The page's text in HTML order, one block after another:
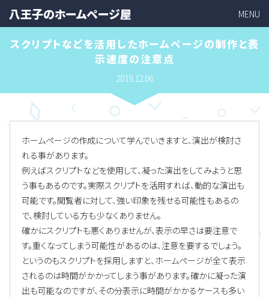
八王子のホームページ屋 MENU
スクリプトなどを活用したホームページの制作と表
示速度の注意点
2019.12.06
ホームページの作成について学んでいきますと、演出が検討さ
れる事があります。
例えばスクリプトなどを使用して、凝った演出をしてみようと思
う事もあるのです。実際スクリプトを活用すれば、動的な演出も
可能です。閲覧者に対して、強い印象を残せる可能性もあるの
で、検討している方も少なくありません。
確かにスクリプトも悪くありませんが、表示の早さは要注意で
す。重くなってしまう可能性があるのは、注意を要するでしょう。
というのもスクリプトを採用しますと、ホームページが全て表示
されるのは時間がかかってしまう事があります。確かに凝った演
出も可能なのですが、その分表示に時間がかかるケースも多い